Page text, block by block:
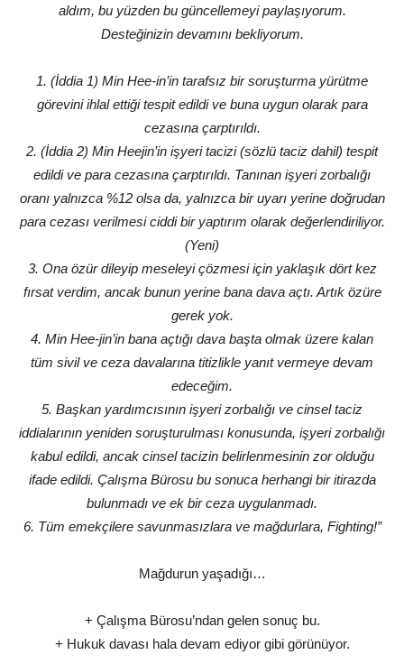
aldım, bu yüzden bu güncellemeyi paylaşıyorum.
Desteğinizin devamını bekliyorum.
1. (İddia 1) Min Hee-in’in tarafsız bir soruşturma yürütme
görevini ihlal ettiği tespit edildi ve buna uygun olarak para
cezasına çarptırıldı.
2. (İddia 2) Min Heejin’in işyeri tacizi (sözlü taciz dahil) tespit
edildi ve para cezasına çarptırıldı. Tanınan işyeri zorbalığı
oranı yalnızca %12 olsa da, yalnızca bir uyarı yerine doğrudan
para cezası verilmesi ciddi bir yaptırım olarak değerlendiriliyor.
(Yeni)
3. Ona özür dileyip meseleyi çözmesi için yaklaşık dört kez
fırsat verdim, ancak bunun yerine bana dava açtı. Artık özüre
gerek yok.
4. Min Hee-jin’in bana açtığı dava başta olmak üzere kalan
tüm sivil ve ceza davalarına titizlikle yanıt vermeye devam
edeceğim.
5. Başkan yardımcısının işyeri zorbalığı ve cinsel taciz
iddialarının yeniden soruşturulması konusunda, işyeri zorbalığı
kabul edildi, ancak cinsel tacizin belirlenmesinin zor olduğu
ifade edildi. Çalışma Bürosu bu sonuca herhangi bir itirazda
bulunmadı ve ek bir ceza uygulanmadı.
6. Tüm emekçilere savunmasızlara ve mağdurlara, Fighting!”
Mağdurun yaşadığı…
+ Çalışma Bürosu’ndan gelen sonuç bu.
+ Hukuk davası hala devam ediyor gibi görünüyor.